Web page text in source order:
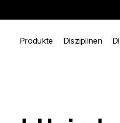
Produkte Disziplinen